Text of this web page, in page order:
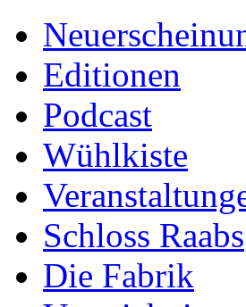
Editionen
Podcast
Wühlkiste
Schloss Raabs
Die Fabrik